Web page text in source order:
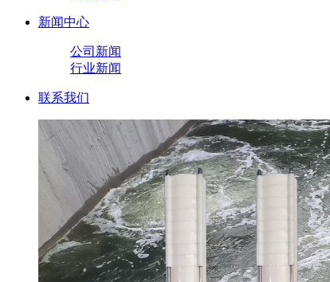
新闻中心
公司新闻
行业新闻
联系我们